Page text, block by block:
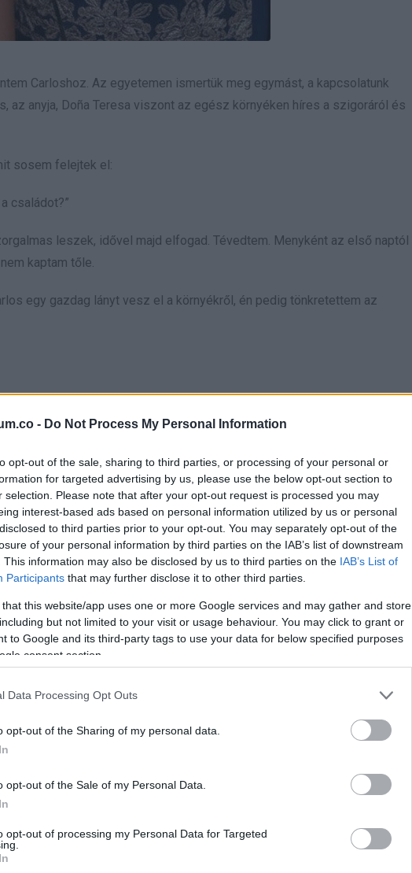
- Do Not Process My Personal Information
opt-out of the sale, sharing to third parties, or processing of your personal or
for targeted advertising by us, please use the below opt-out section to
selection. Please note that after your opt-out request is processed you may
interest-based ads based on personal information utilized by us or personal
to third parties prior to your opt-out. You may separately opt-out of the
of your personal information by third parties on the IAB’s list of downstream
This information may also be disclosed by us to third parties on the IAB’s List of
Participants that may further disclose it to other third parties.
that this website/app uses one or more Google services and may gather and store
but not limited to your visit or usage behaviour. You may click to grant or
to Google and its third-party tags to use your data for below specified purposes
consent section.
Data Processing Opt Outs
opt-out of the Sharing of my personal data.
opt-out of the Sale of my Personal Data.
opt-out of processing my Personal Data for Targeted
Carloshoz. Az egyetemen ismertük meg egymást, a kapcsolatunk
anyja, Doña Teresa viszont az egész környéken híres a szigoráról és
sosem felejtek el:
családot?”
leszek, idővel majd elfogad. Tévedtem. Menyként az első naptól
kaptam tőle.
egy gazdag lányt vesz el a környékről, én pedig tönkretettem az
különben mi lesz belőled valakivel, akinek semmije sincs?”
vagy gyorsan témát váltott. Én a könnyeimet nyeltem, és azt
vigyáztam a családi boltunkra és végeztem a házimunkát. Aznap
Doña Teresa meglátta, szinte felrobbant a dühtől, üvöltött velem,
az ajtót, elővett egy ollót, és levágta az összes hosszú hajamat, amit
hogy megtudd, mi az a szégyen!”
kaptam levegőt, de ő nem állt meg.
nőt a házamban!”